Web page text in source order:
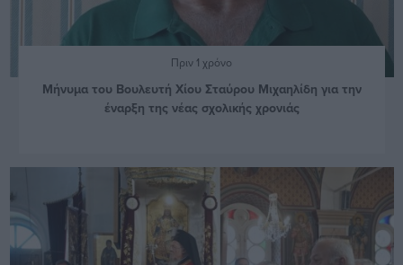
Πριν 1 χρόνο
Μήνυμα του Βουλευτή Χίου Σταύρου Μιχαηλίδη για την
έναρξη της νέας σχολικής χρονιάς